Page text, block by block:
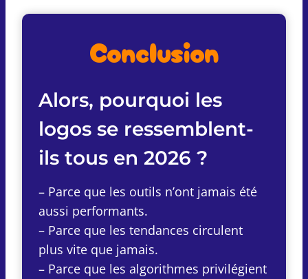
Conclusion
Alors, pourquoi les
logos se ressemblent-
ils tous en 2026 ?
– Parce que les outils n’ont jamais été
aussi performants.
– Parce que les tendances circulent
plus vite que jamais.
– Parce que les algorithmes privilégient